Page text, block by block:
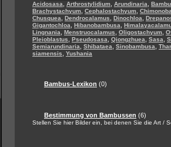
Acidosasa Arthrostylidium Arundinaria
Brachystachyum Cephalostachyum
Chusquea
Dendrocalamus Dinochloa
Gigantochloa
Hibanobambusa
Lingnania
Menstruocalamus Oligostachyum
Pleioblastus
Pseudosasa Qiongzhuea Sasa
Semiarundinaria
Shibataea Sinobambusa
siamensis
Yushania
Bambus-Lexikon (0)
Bestimmung von Bambussen (6)
Stellen Sie hier Bilder ein, bei denen Sie die Art /